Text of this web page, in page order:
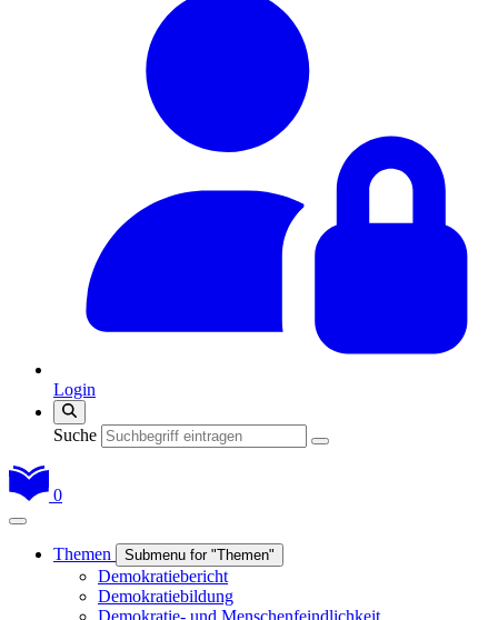
Login
Suche
0
Themen Submenu for "Themen"
Demokratiebericht
Demokratiebildung